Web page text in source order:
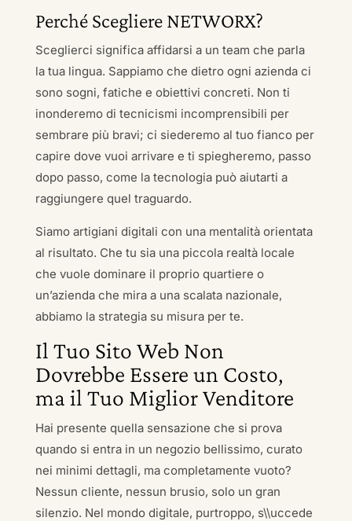
Perché Scegliere NETWORX?
Sceglierci significa affidarsi a un team che parla
la tua lingua. Sappiamo che dietro ogni azienda ci
sono sogni, fatiche e obiettivi concreti. Non ti
inonderemo di tecnicismi incomprensibili per
sembrare più bravi; ci siederemo al tuo fianco per
capire dove vuoi arrivare e ti spiegheremo, passo
dopo passo, come la tecnologia può aiutarti a
raggiungere quel traguardo.
Siamo artigiani digitali con una mentalità orientata
al risultato. Che tu sia una piccola realtà locale
che vuole dominare il proprio quartiere o
un’azienda che mira a una scalata nazionale,
abbiamo la strategia su misura per te.
Il Tuo Sito Web Non
Dovrebbe Essere un Costo,
ma il Tuo Miglior Venditore
Hai presente quella sensazione che si prova
quando si entra in un negozio bellissimo, curato
nei minimi dettagli, ma completamente vuoto?
Nessun cliente, nessun brusio, solo un gran
silenzio. Nel mondo digitale, purtroppo, s\\uccede